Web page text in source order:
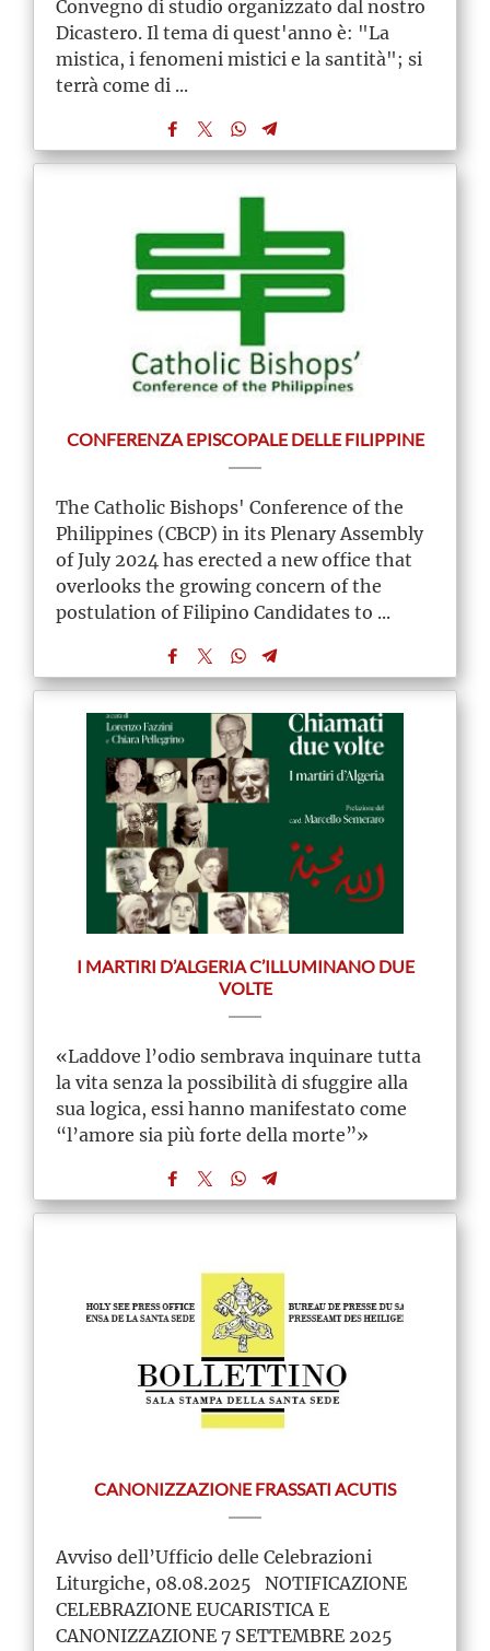
Convegno di studio organizzato dal nostro
Dicastero. Il tema di quest'anno è: "La
mistica, i fenomeni mistici e la santità"; si
terrà come di ...
CONFERENZA EPISCOPALE DELLE FILIPPINE
The Catholic Bishops' Conference of the
Philippines (CBCP) in its Plenary Assembly
of July 2024 has erected a new office that
overlooks the growing concern of the
postulation of Filipino Candidates to ...
I MARTIRI D’ALGERIA C’ILLUMINANO DUE
VOLTE
«Laddove l’odio sembrava inquinare tutta
la vita senza la possibilità di sfuggire alla
sua logica, essi hanno manifestato come
“l’amore sia più forte della morte”»
CANONIZZAZIONE FRASSATI ACUTIS
Avviso dell’Ufficio delle Celebrazioni
Liturgiche, 08.08.2025 NOTIFICAZIONE
CELEBRAZIONE EUCARISTICA E
CANONIZZAZIONE 7 SETTEMBRE 2025